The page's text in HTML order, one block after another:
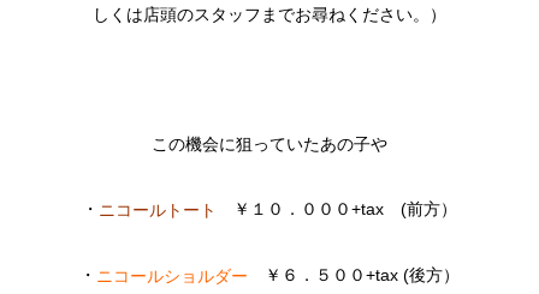
しくは店頭のスタッフまでお尋ねください。）
この機会に狙っていたあの子や
・ ニコールトート ￥１０．０００+tax (前方）
・ ニコールショルダー ￥６．５００+tax (後方）